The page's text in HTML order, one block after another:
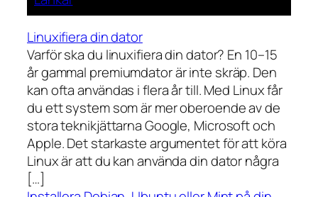
Linuxifiera din dator
Varför ska du linuxifiera din dator? En 10–15
år gammal premiumdator är inte skräp. Den
kan ofta användas i flera år till. Med Linux får
du ett system som är mer oberoende av de
stora teknikjättarna Google, Microsoft och
Apple. Det starkaste argumentet för att köra
Linux är att du kan använda din dator några
[…]